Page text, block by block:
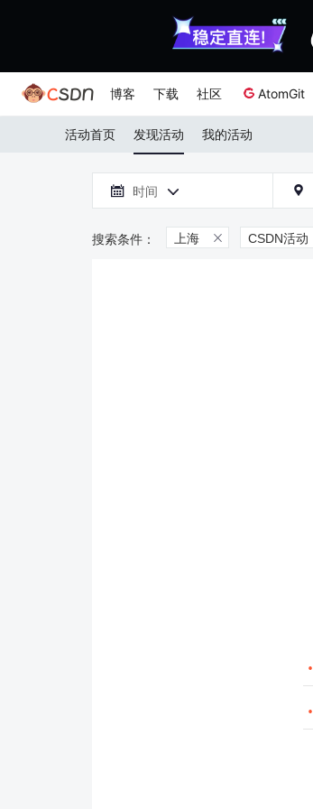
博客 下载 社区 AtomGit
活动首页 发现活动 我的活动
 时间  
上海  CSDN活动

